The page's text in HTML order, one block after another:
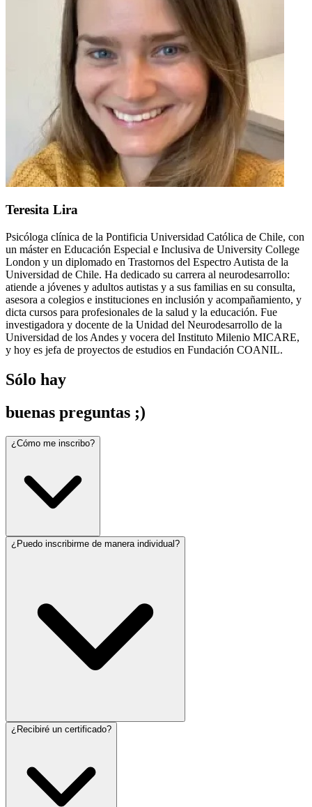
Teresita Lira
Psicóloga clínica de la Pontificia Universidad Católica de Chile, con
un máster en Educación Especial e Inclusiva de University College
London y un diplomado en Trastornos del Espectro Autista de la
Universidad de Chile. Ha dedicado su carrera al neurodesarrollo:
atiende a jóvenes y adultos autistas y a sus familias en su consulta,
asesora a colegios e instituciones en inclusión y acompañamiento, y
dicta cursos para profesionales de la salud y la educación. Fue
investigadora y docente de la Unidad del Neurodesarrollo de la
Universidad de los Andes y vocera del Instituto Milenio MICARE,
y hoy es jefa de proyectos de estudios en Fundación COANIL.
Sólo hay
buenas preguntas ;)
¿Cómo me inscribo?
¿Puedo inscribirme de manera individual?
¿Recibiré un certificado?